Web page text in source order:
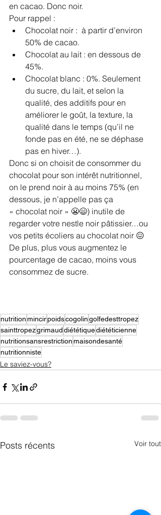
en cacao. Donc noir.
Pour rappel :
Chocolat noir :  à partir d’environ
50% de cacao.
Chocolat au lait : en dessous de
45%.
Chocolat blanc : 0%. Seulement
du sucre, du lait, et selon la
qualité, des additifs pour en
améliorer le goût, la texture, la
qualité dans le temps (qu’il ne
fonde pas en été, ne se déphase
pas en hiver…).
Donc si on choisit de consommer du
chocolat pour son intérêt nutritionnel,
on le prend noir à au moins 75% (en
dessous, je n’appelle pas ça
« chocolat noir » 😬😄) inutile de
regarder votre nestle noir pâtissier…ou
vos petits écoliers au chocolat noir 😖
De plus, plus vous augmentez le
pourcentage de cacao, moins vous
consommez de sucre.
nutrition mincirpoidscogolingolfedesttropez
sainttropezgrimauddiététiquediététicienne
nutritionsansrestriction maisondesanté
nutritionniste
Le saviez-vous?
Posts récents Voir tout